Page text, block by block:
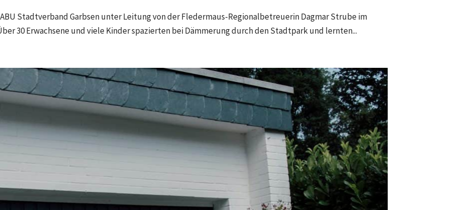
Stadtverband Garbsen unter Leitung von der Fledermaus-Regionalbetreuerin Dagmar Strube im
30 Erwachsene und viele Kinder spazierten bei Dämmerung durch den Stadtpark und lernten...